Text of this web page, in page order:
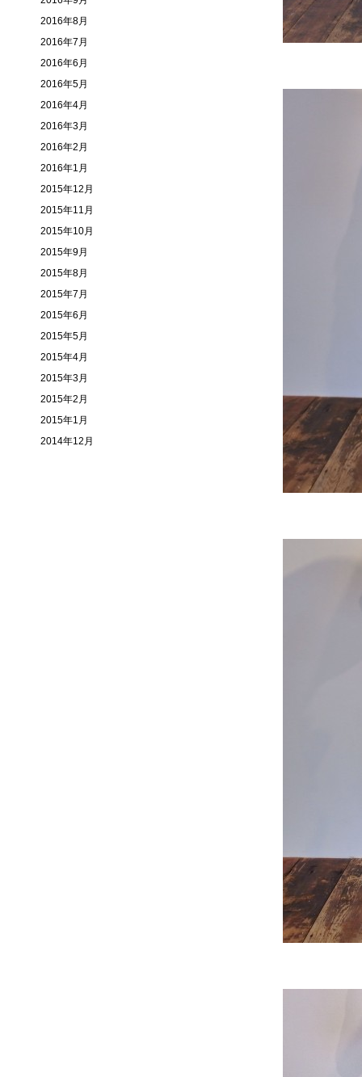
2016年8月
2016年7月
2016年6月
2016年5月
2016年4月
2016年3月
2016年2月
2016年1月
2015年12月
2015年11月
2015年10月
2015年9月
2015年8月
2015年7月
2015年6月
2015年5月
2015年4月
2015年3月
2015年2月
2015年1月
2014年12月